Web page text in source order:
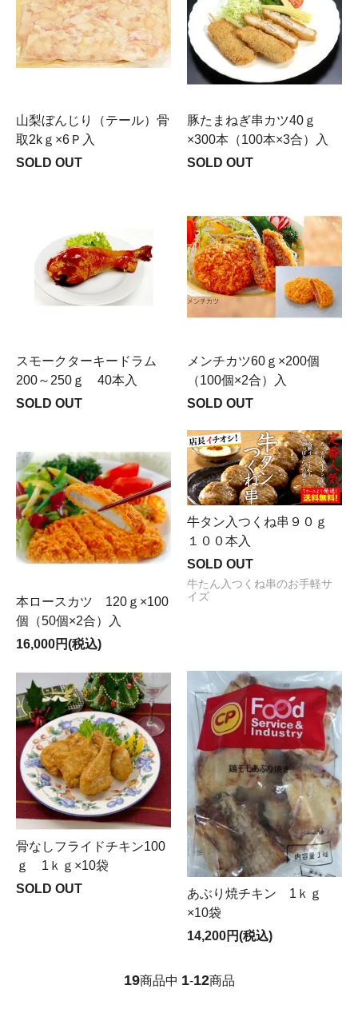
山梨ぼんじり（テール）骨
取2kｇ×6Ｐ入
SOLD OUT
豚たまねぎ串カツ40ｇ
×300本（100本×3合）入
SOLD OUT
スモークターキードラム
200～250ｇ 40本入
SOLD OUT
メンチカツ60ｇ×200個
（100個×2合）入
SOLD OUT
本ロースカツ 120ｇ×100
個（50個×2合）入
16,000円(税込)
牛タン入つくね串９０ｇ
１００本入
SOLD OUT
牛たん入つくね串のお手軽サ
イズ
骨なしフライドチキン100
ｇ 1ｋｇ×10袋
SOLD OUT
あぶり焼チキン 1ｋｇ
×10袋
14,200円(税込)
19商品中 1-12商品